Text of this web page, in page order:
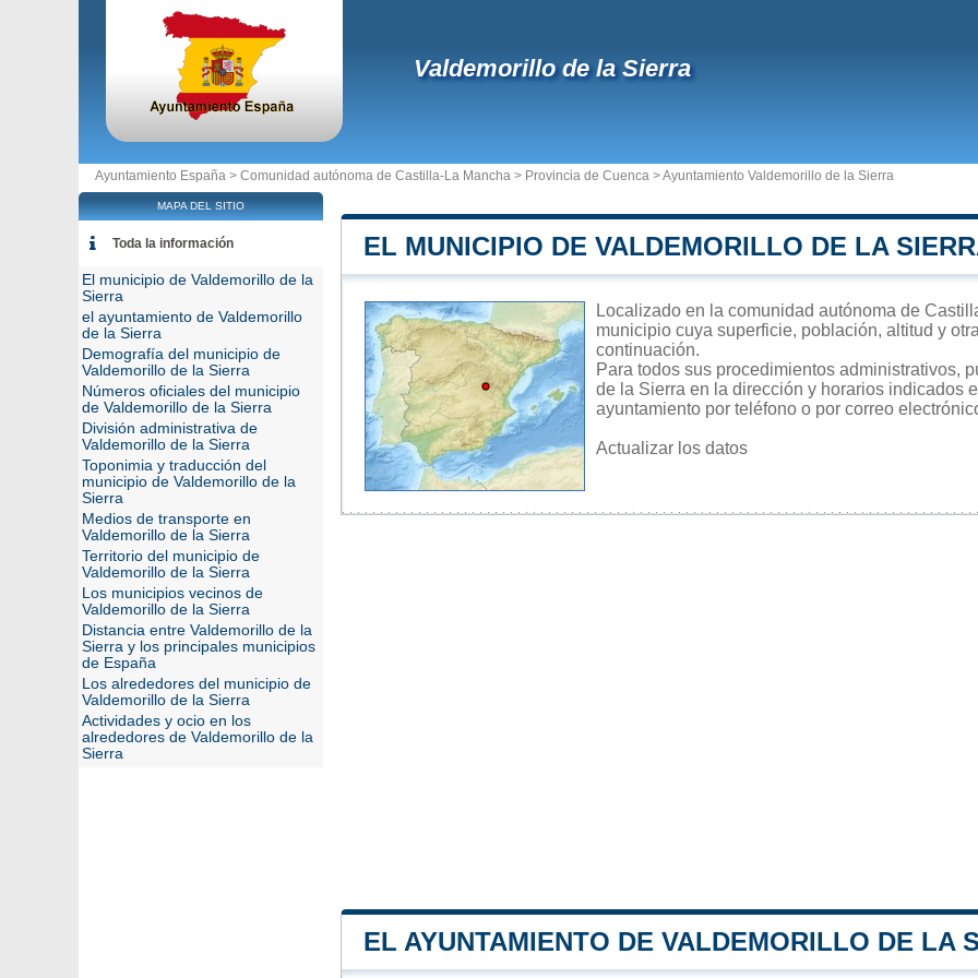
Valdemorillo de la Sierra
Ayuntamiento España > Comunidad autónoma de Castilla-La Mancha > Provincia de Cuenca >Ayuntamiento Valdemorillo de la Sierra
EL MUNICIPIO DE VALDEMORILLO DE LA
Localizado en la comunidad autónoma de
municipio cuya superficie, población, altitud y
continuación.
Para todos sus procedimientos administrativos,
de la Sierra en la dirección y horarios indicados
ayuntamiento por teléfono o por correo
Actualizar los datos
EL AYUNTAMIENTO DE VALDEMORILLO DE LA
MAPA DEL SITIO
Toda la información
El municipio de Valdemorillo de la
Sierra
el ayuntamiento de Valdemorillo
de la Sierra
Demografía del municipio de
Valdemorillo de la Sierra
Números oficiales del municipio
de Valdemorillo de la Sierra
División administrativa de
Valdemorillo de la Sierra
Toponimia y traducción del
municipio de Valdemorillo de la
Sierra
Medios de transporte en
Valdemorillo de la Sierra
Territorio del municipio de
Valdemorillo de la Sierra
Los municipios vecinos de
Valdemorillo de la Sierra
Distancia entre Valdemorillo de la
Sierra y los principales municipios
de España
Los alrededores del municipio de
Valdemorillo de la Sierra
Actividades y ocio en los
alrededores de Valdemorillo de la
Sierra